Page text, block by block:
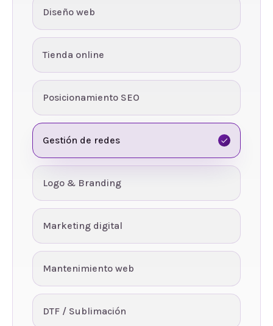
Diseño web
Tienda online
Posicionamiento SEO
Gestión de redes
Logo & Branding
Marketing digital
Mantenimiento web
DTF / Sublimación